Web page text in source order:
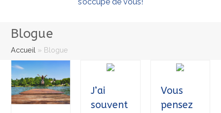
Blogue
Accueil » Blogue
J’ai
souvent
Vous
pensez